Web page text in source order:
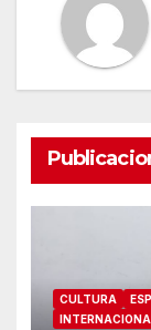
CULTURA